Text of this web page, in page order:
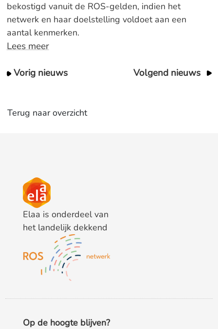
bekostigd vanuit de ROS-gelden, indien het
netwerk en haar doelstelling voldoet aan een
aantal kenmerken.
Lees meer
Vorig nieuws Volgend nieuws
Terug naar overzicht
Elaa is onderdeel van
het landelijk dekkend
Op de hoogte blijven?